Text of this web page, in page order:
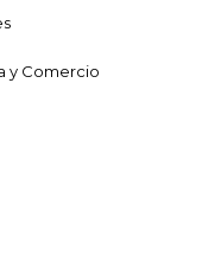
y Comercio